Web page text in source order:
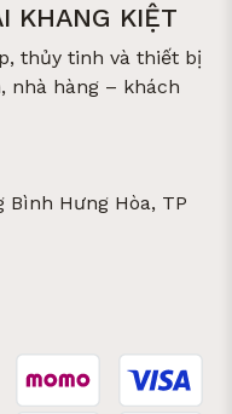
KHANG KIỆT
thủy tinh và thiết bị
nhà hàng – khách
Bình Hưng Hòa, TP